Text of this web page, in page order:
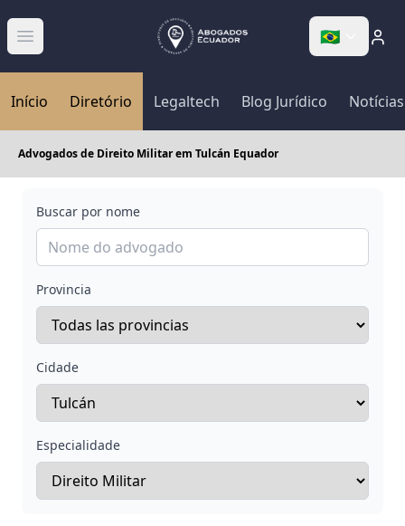
Abrir menú 🇧🇷
Início Diretório Legaltech Blog Jurídico Notícias
Advogados de Direito Militar em Tulcán Equador
Buscar por nome
Provincia
Cidade
Especialidade